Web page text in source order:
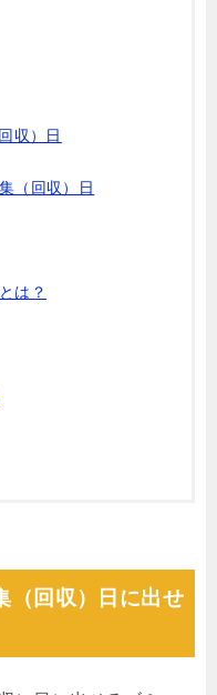
収）日
（回収）日
は？
（回収）日に出せ